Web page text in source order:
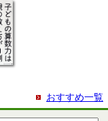
おすすめ一覧